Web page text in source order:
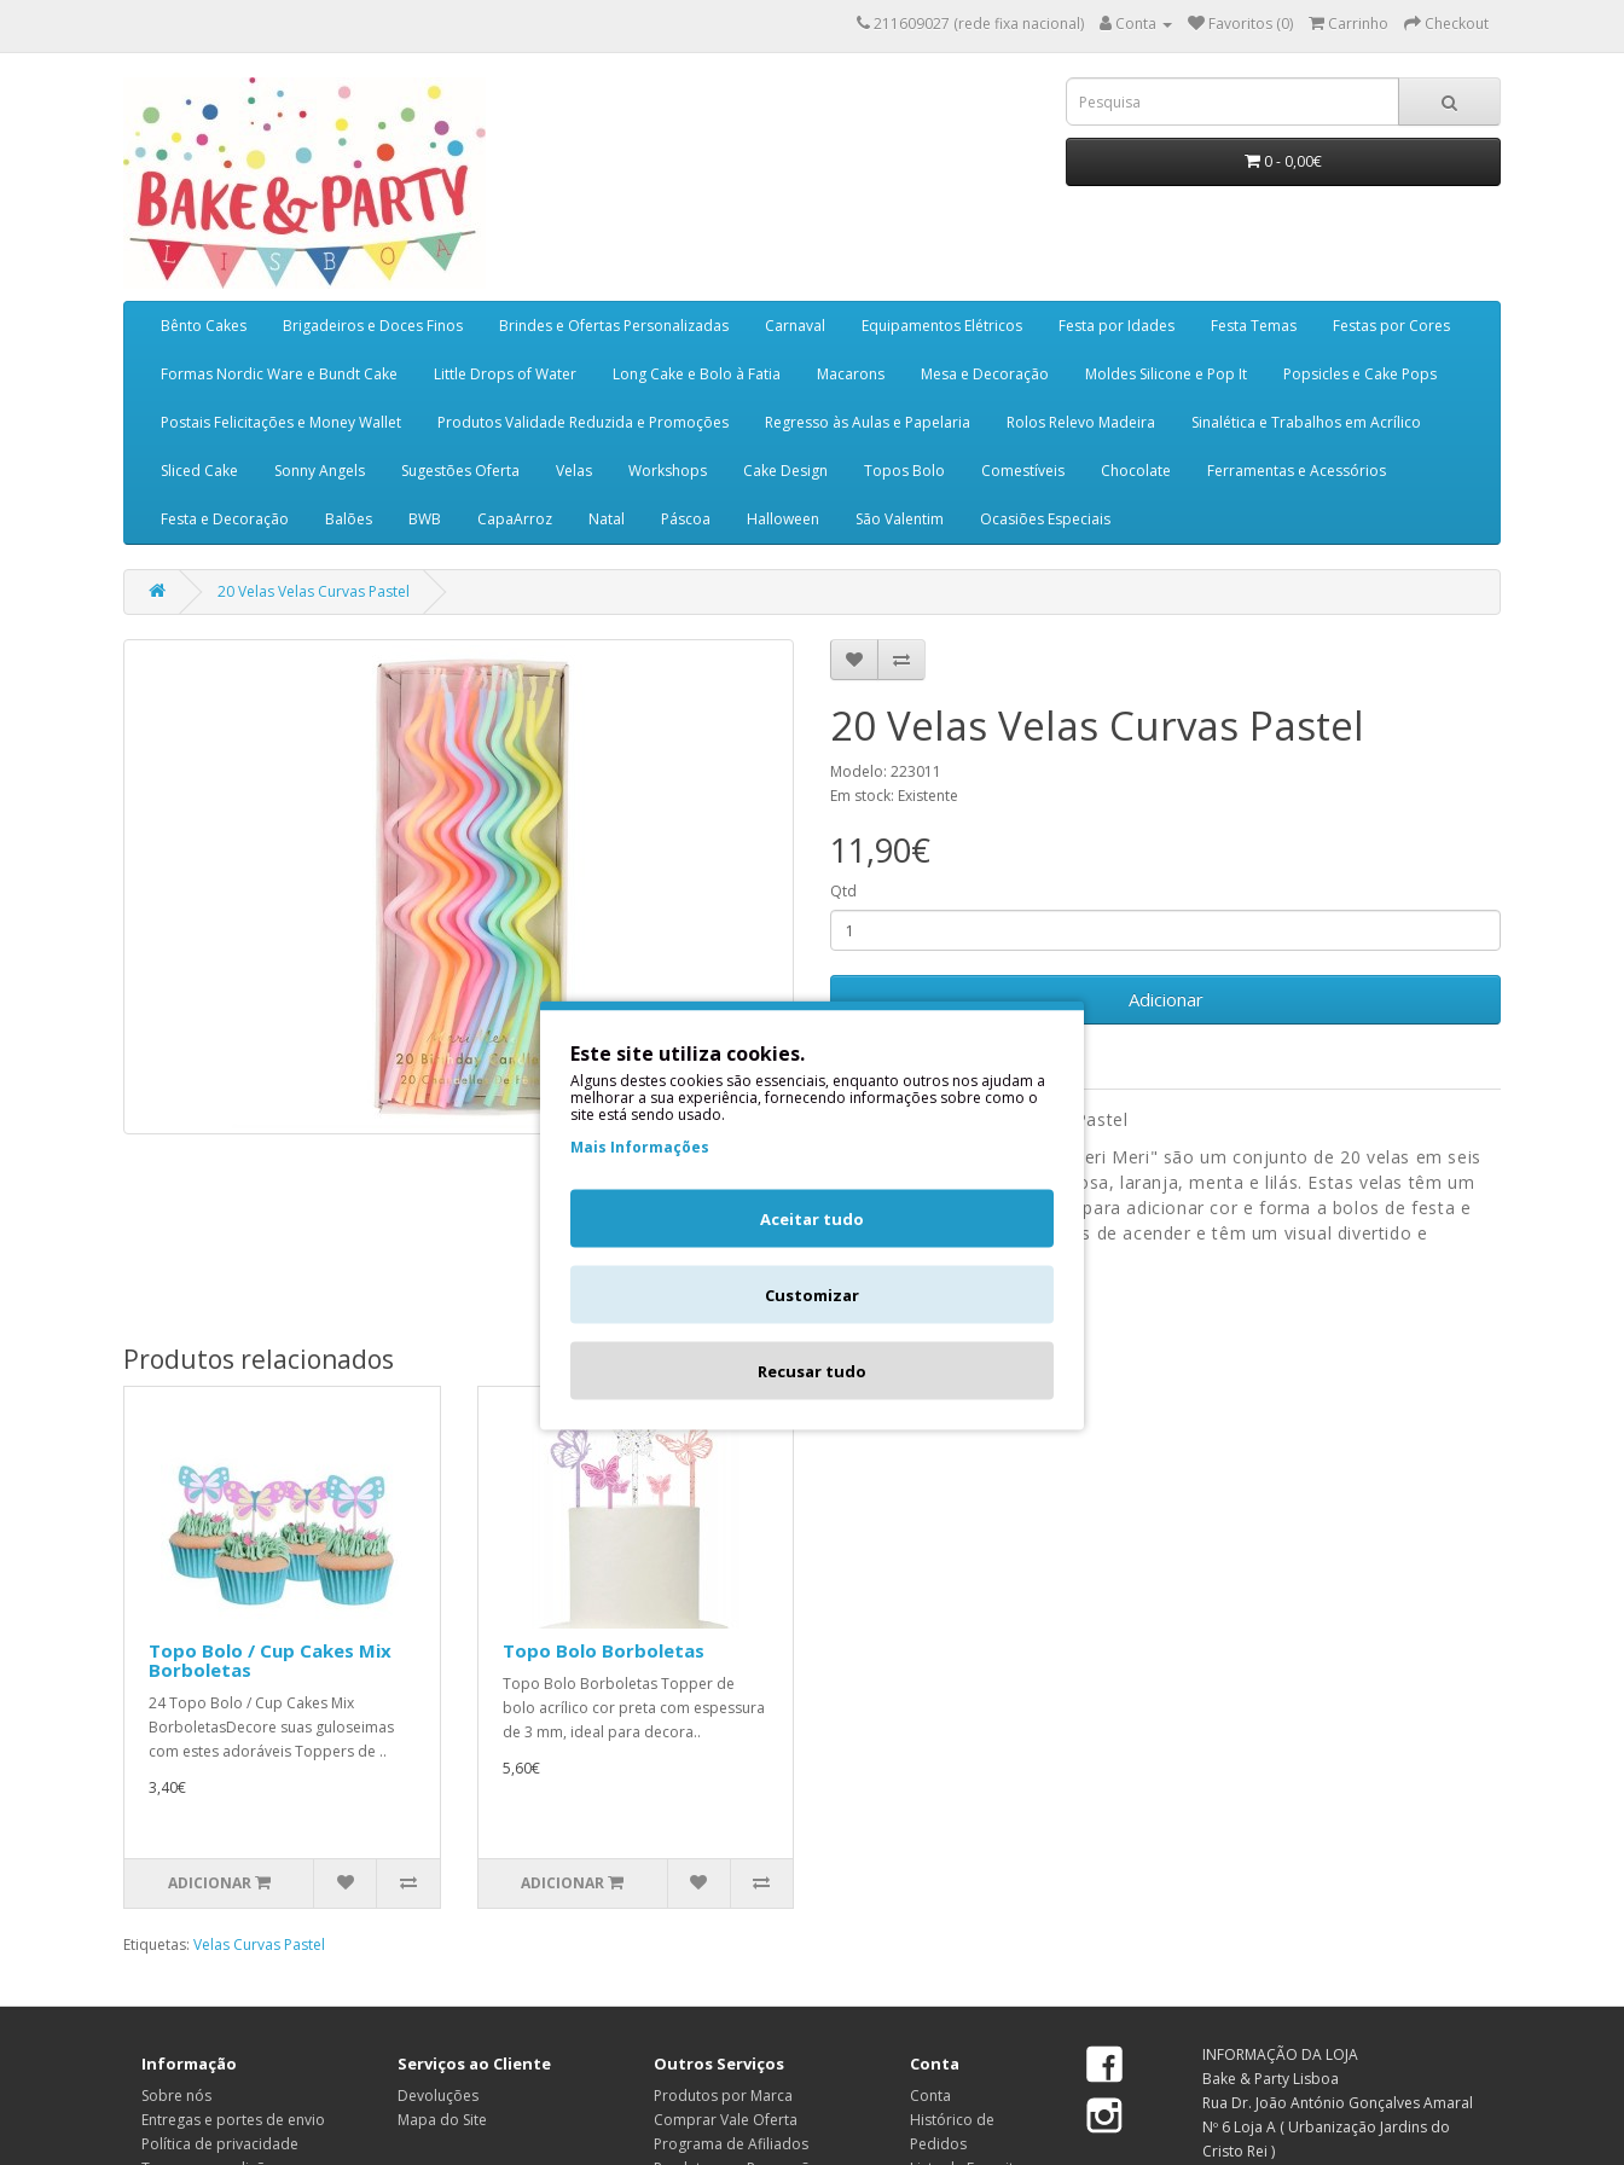
211609027 (rede fixa nacional) Conta Favoritos (0) Carrinho Checkout
0 - 0,00€
Bênto Cakes Brigadeiros e Doces Finos Brindes e Ofertas Personalizadas Carnaval Equipamentos Elétricos Festa por Idades Festa Temas Festas por Cores
Formas Nordic Ware e Bundt Cake Little Drops of Water Long Cake e Bolo à Fatia Macarons Mesa e Decoração Moldes Silicone e Pop It Popsicles e Cake Pops
Postais Felicitações e Money Wallet Produtos Validade Reduzida e Promoções Regresso às Aulas e Papelaria Rolos Relevo Madeira Sinalética e Trabalhos em Acrílico
Sliced Cake Sonny Angels Sugestões Oferta Velas Workshops Cake Design Topos Bolo Comestíveis Chocolate Ferramentas e Acessórios
Festa e Decoração Balões BWB CapaArroz Natal Páscoa Halloween São Valentim Ocasiões Especiais
20 Velas Velas Curvas Pastel
20 Velas Velas Curvas Pastel
Modelo: 223011
Em stock: Existente
11,90€
Qtd
Adicionar
20 Velas Velas Curvas Cores Pastel
As "Velas Onduladas Pastel Meri Meri" são um conjunto de 20 velas em seis
cores pastel: azul, amarelo, rosa, laranja, menta e lilás. Estas velas têm um
design ondulado e são ideais para adicionar cor e forma a bolos de festa e
outras celebrações. São fáceis de acender e têm um visual divertido e
Produtos relacionados
Topo Bolo / Cup Cakes Mix
Borboletas
24 Topo Bolo / Cup Cakes Mix
BorboletasDecore suas guloseimas
com estes adoráveis ​​Toppers de ..
3,40€
ADICIONAR
Topo Bolo Borboletas
Topo Bolo Borboletas Topper de
bolo acrílico cor preta com espessura
de 3 mm, ideal para decora..
5,60€
ADICIONAR
Etiquetas: Velas Curvas Pastel
Informação
Sobre nós
Entregas e portes de envio
Política de privacidade
Serviços ao Cliente
Devoluções
Mapa do Site
Outros Serviços
Produtos por Marca
Comprar Vale Oferta
Programa de Afiliados
Conta
Conta
Histórico de
Pedidos
INFORMAÇÃO DA LOJA
Bake & Party Lisboa
Rua Dr. João António Gonçalves Amaral
Nº 6 Loja A ( Urbanização Jardins do
Cristo Rei )
Este site utiliza cookies.
Alguns destes cookies são essenciais, enquanto outros nos ajudam a
melhorar a sua experiência, fornecendo informações sobre como o
site está sendo usado.
Mais Informações
Aceitar tudo
Customizar
Recusar tudo